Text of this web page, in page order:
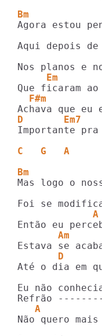
Bm
Em
  F#m
D       Em7
Importante pra
C   G   A
Bm
             A
Am
       D
Eu não
A